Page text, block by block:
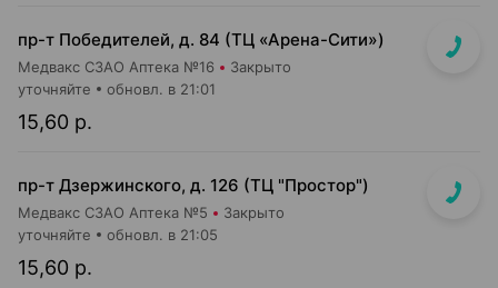
пр-т Победителей, д. 84 (ТЦ «Арена-Сити»)
Медвакс СЗАО Аптека №16 Закрыто
15,60 р.
уточняйте обновл. в 21:01
пр-т Дзержинского, д. 126 (ТЦ "Простор")
Медвакс СЗАО Аптека №5 Закрыто
15,60 р.
уточняйте обновл. в 21:05